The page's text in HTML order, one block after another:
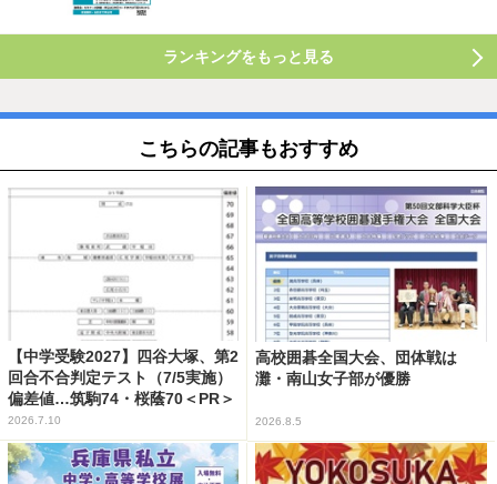
ランキングをもっと見る
こちらの記事もおすすめ
【中学受験2027】四谷大塚、第2
回合不合判定テスト（7/5実施）
偏差値…筑駒74・桜蔭70＜PR＞
2026.7.10
高校囲碁全国大会、団体戦は
灘・南山女子部が優勝
2026.8.5